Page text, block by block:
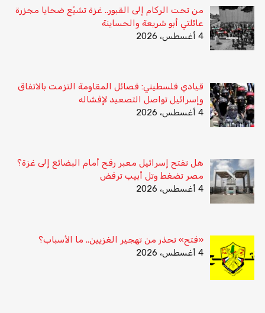
من تحت الركام إلى القبور.. غزة تشيّع ضحايا مجزرة
عائلتي أبو شريعة والحساينة
4 أغسطس، 2026
قيادي فلسطيني: فصائل المقاومة التزمت بالاتفاق
وإسرائيل تواصل التصعيد لإفشاله
4 أغسطس، 2026
هل تفتح إسرائيل معبر رفح أمام البضائع إلى غزة؟
مصر تضغط وتل أبيب ترفض
4 أغسطس، 2026
«فتح» تحذر من تهجير الغزيين.. ما الأسباب؟
4 أغسطس، 2026